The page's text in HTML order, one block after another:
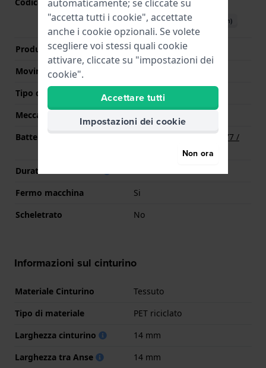
Codice Movimento FF-FCSP(Vedi specifiche
Scarica il manuale (English)
Produttore Movimento
ETA
Movimento svizzero
Tipo di display
Analogico
Meccanismo
Quarzo
Batteria
Batteria Renata R377 377 /
SR626SW / SG4
Durata della batteria
Fermo macchina
Si
Scheletrato
No
Informazioni sul cinturino
Materiale Cinturino
Tessuto
Tipo di materiale
PET riciclato
Larghezza cinturino
14 mm
Larghezza tra Anse
14 mm
automaticamente; se cliccate su
"accetta tutti i cookie", accettate
anche i cookie opzionali. Se volete
scegliere voi stessi quali cookie
attivare, cliccate su "impostazioni dei
cookie".
Accettare tutti
Impostazioni dei cookie
Non ora